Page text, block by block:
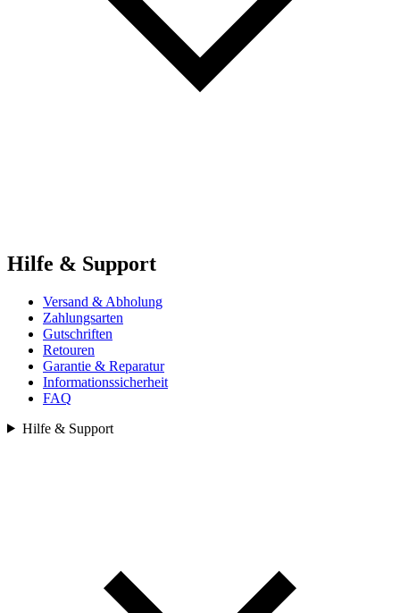
Hilfe & Support
Versand & Abholung
Zahlungsarten
Gutschriften
Retouren
Garantie & Reparatur
Informationssicherheit
FAQ
Hilfe & Support